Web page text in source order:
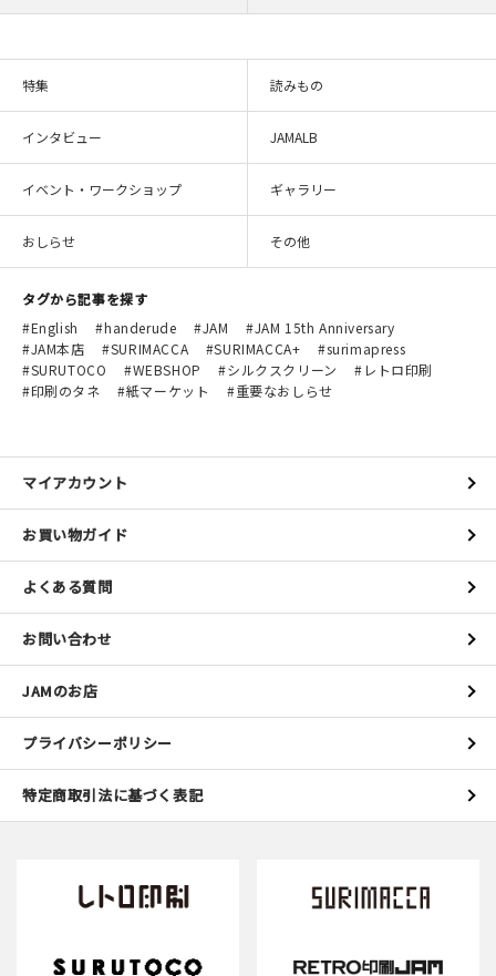
特集 読みもの
インタビュー JAMALB
イベント・ワークショップ ギャラリー
おしらせ その他
タグから記事を探す
English
handerude JAM
JAM 15th Anniversary
JAM本店
SURIMACCA SURIMACCA+
surimapress
SURUTOCO
WEBSHOP シルクスクリーン
レトロ印刷
印刷のタネ
紙マーケット 重要なおしらせ
マイアカウント
お買い物ガイド
よくある質問
お問い合わせ
JAMのお店
プライバシーポリシー
特定商取引法に基づく表記